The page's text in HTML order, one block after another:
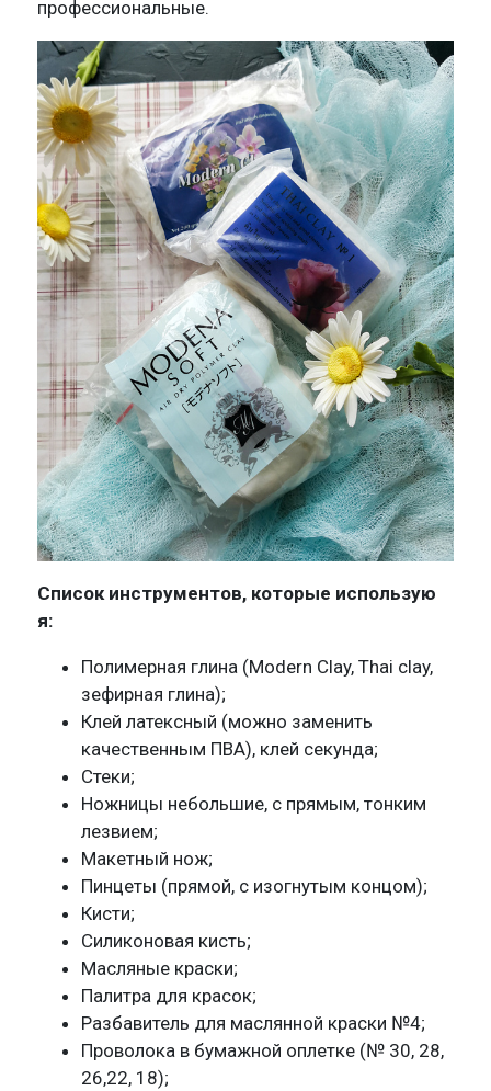
профессиональные.
Список инструментов, которые использую
я:
Полимерная глина (Modern Clay, Thai clay,
зефирная глина);
Клей латексный (можно заменить
качественным ПВА), клей секунда;
Стеки;
Ножницы небольшие, с прямым, тонким
лезвием;
Макетный нож;
Пинцеты (прямой, с изогнутым концом);
Кисти;
Силиконовая кисть;
Масляные краски;
Палитра для красок;
Разбавитель для маслянной краски №4;
Проволока в бумажной оплетке (№ 30, 28,
26,22, 18);